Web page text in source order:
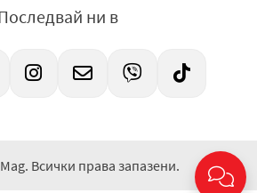
ни в
Всички права запазени.